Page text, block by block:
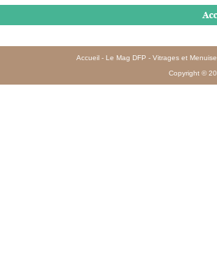
Accueil - Le Mag DFP - Vitrages et
Copyright ©